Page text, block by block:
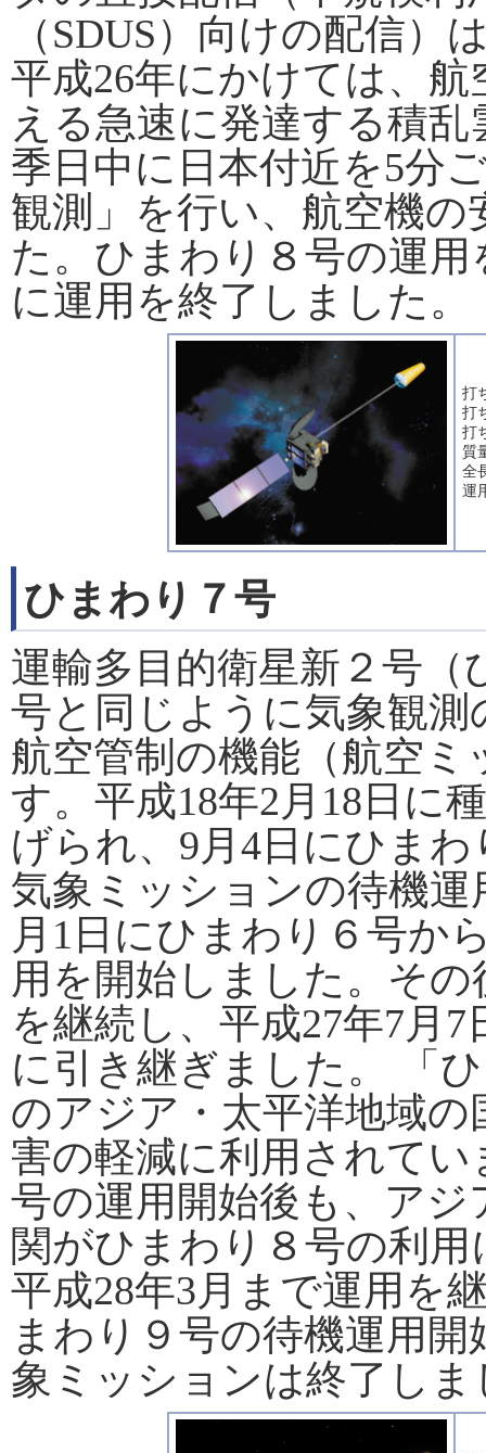
（SDUS）向けの配信）
平成26年にかけては、
える急速に発達する積
季日中に日本付近を5分
観測」を行い、航空機
た。ひまわり８号の運用
に運用を終了しました。
打
打
打
質
全
運
ひまわり７号
運輸多目的衛星新２号
号と同じように気象観
航空管制の機能（航空
す。平成18年2月18日に
げられ、9月4日にひま
気象ミッションの待機
月1日にひまわり６号か
用を開始しました。そ
を継続し、平成27年7月
に引き継ぎました。 「
のアジア・太平洋地域
害の軽減に利用されて
号の運用開始後も、ア
関がひまわり８号の利
平成28年3月まで運用を
まわり９号の待機運用
象ミッションは終了しま